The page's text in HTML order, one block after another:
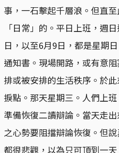
事，一石擊起千層浪。但直
「日常」的。平日上班，週
日，以至6月9日，都是星期
通知書。現場開路，或有意
排或被安排的生活秩序。於
捩點。那天星期三。人們上
準備恢復二讀辯論。當天走
之心勢要阻擋辯論恢復。但
都很悲觀，以為只可頂到一